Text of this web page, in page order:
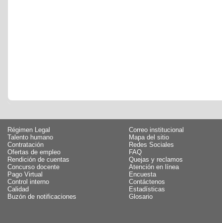
Régimen Legal
Talento humano
Contratación
Ofertas de empleo
Rendición de cuentas
Concurso docente
Pago Virtual
Control interno
Calidad
Buzón de notificaciones
Correo institucional
Mapa del sitio
Redes Sociales
FAQ
Quejas y reclamos
Atención en línea
Encuesta
Contáctenos
Estadísticas
Glosario